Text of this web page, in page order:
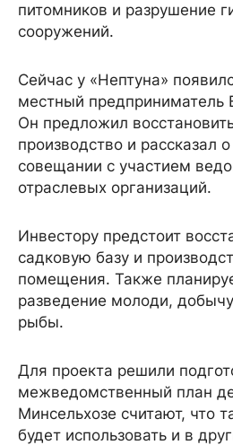
питомников и разрушение
сооружений.
Сейчас у «Нептуна»
местный предприниматель
Он предложил
производство и рассказал
совещании с участием
отраслевых организаций.
Инвестору предстоит
садковую базу и
помещения. Также
разведение молоди,
рыбы.
Для проекта решили
межведомственный план
Минсельхозе считают, что
будет использовать и в